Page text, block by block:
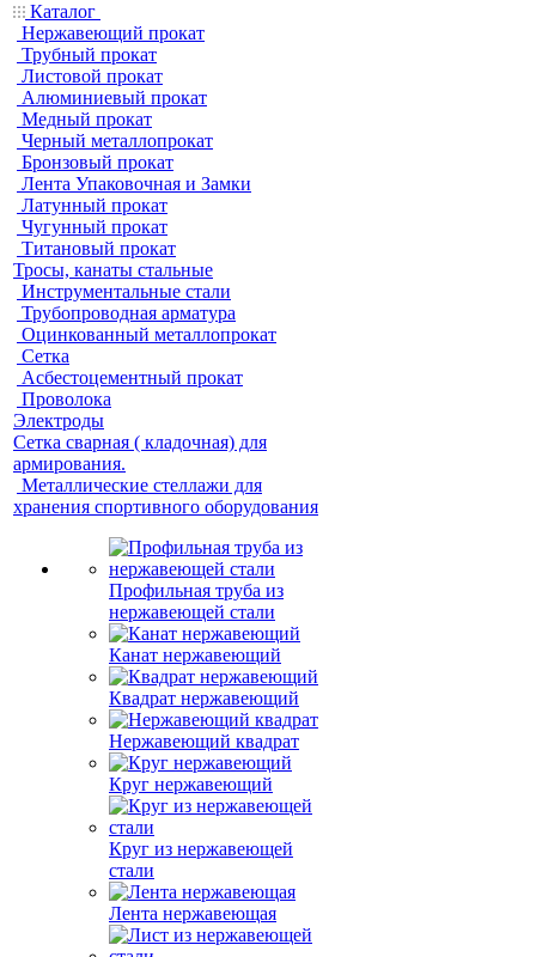
Каталог
Нержавеющий прокат
Трубный прокат
Листовой прокат
Алюминиевый прокат
Медный прокат
Черный металлопрокат
Бронзовый прокат
Лента Упаковочная и Замки
Латунный прокат
Чугунный прокат
Титановый прокат
Тросы, канаты стальные
Инструментальные стали
Трубопроводная арматура
Оцинкованный металлопрокат
Сетка
Асбестоцементный прокат
Проволока
Электроды
Сетка сварная ( кладочная) для
армирования.
Металлические стеллажи для
хранения спортивного оборудования
Профильная труба из
нержавеющей стали
Канат нержавеющий
Квадрат нержавеющий
Нержавеющий квадрат
Круг нержавеющий
Круг из нержавеющей
стали
Лента нержавеющая